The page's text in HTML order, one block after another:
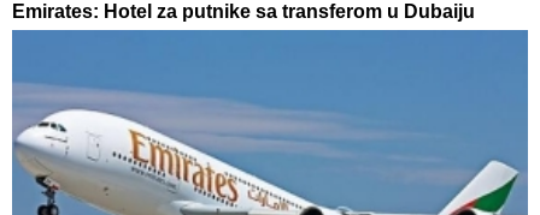
Emirates: Hotel za putnike sa transferom u Dubaiju